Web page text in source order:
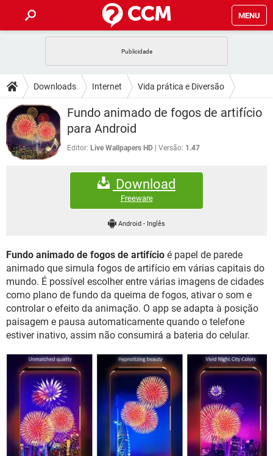
MENU
CELULAR FACEBOOK
OUTLOOK EXCEL
INSTAGRAM
GUIA DE COMPRAS
DICAS
JOGOS
CELULAR FACEBOOK
OUTLOOK
DOWNLOADS
JOGOS
CELULAR FACEBOOK
EXCEL
GMAIL
FÓRUM
FACEBOOK
EXCEL
GMAIL
WHATSAPP
INSTAGRAM GMAIL
GUIA DE COMPRAS
Downloads Internet Vida prática e Diversão
Fundo animado de fogos de artifício
para Android
Editor: Live Wallpapers HD Versão: 1.47
Download
Freeware
Android- Inglês
Fundo animado de fogos de artifício é papel de parede
animado que simula fogos de artifício em várias capitais do
mundo. É possível escolher entre várias imagens de cidades
como plano de fundo da queima de fogos, ativar o som e
controlar o efeito da animação. O app se adapta à posição
paisagem e pausa automaticamente quando o telefone
estiver inativo, assim não consumirá a bateria do celular.